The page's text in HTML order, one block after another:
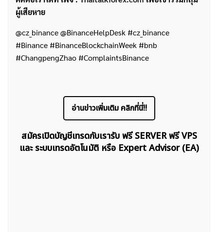
ผู้เสียหาย
@cz_binance @BinanceHelpDesk #cz_binance
#Binance #BinanceBlockchainWeek #bnb
#ChangpengZhao #ComplaintsBinance
อ่านข่าวเพิ่มเติม คลิกที่นี่!!
สมัครเปิดบัญชีเทรดกับเรารับ ฟรี SERVER ฟรี VPS
และ ระบบเทรดอัตโนมัติ หรือ Expert Advisor (EA)